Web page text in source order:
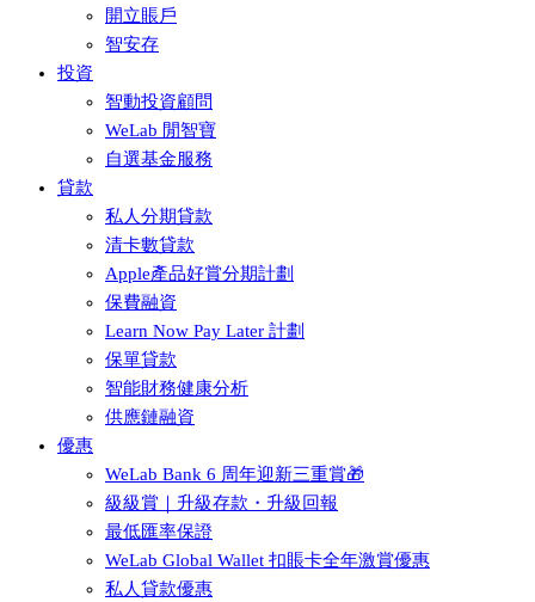
開立賬戶
智安存
投資
智動投資顧問
WeLab 閒智寶
自選基金服務
貸款
私人分期貸款
清卡數貸款
Apple產品好賞分期計劃
保費融資
Learn Now Pay Later 計劃
保單貸款
智能財務健康分析
供應鏈融資
優惠
WeLab Bank 6 周年迎新三重賞🎁
級級賞｜升級存款・升級回報
最低匯率保證
WeLab Global Wallet 扣賬卡全年激賞優惠
私人貸款優惠